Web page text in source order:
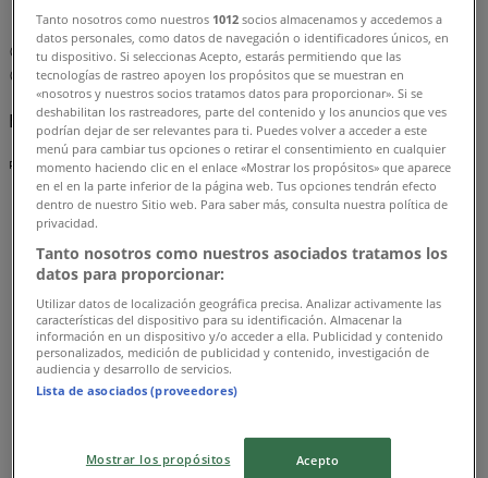
Bata | Manquehue Sur 31 Local 45
Mapa
Mapa
Estamos a punto de publicar ofertas de Bata
Publicidad
Tanto nosotros como nuestros 1012 socios almacenamos y accedemos a
datos personales, como datos de navegación o identificadores únicos, en
tu dispositivo. Si seleccionas Acepto, estarás permitiendo que las
tecnologías de rastreo apoyen los propósitos que se muestran en
«nosotros y nuestros socios tratamos datos para proporcionar». Si se
deshabilitan los rastreadores, parte del contenido y los anuncios que ves
podrían dejar de ser relevantes para ti. Puedes volver a acceder a este
menú para cambiar tus opciones o retirar el consentimiento en cualquier
momento haciendo clic en el enlace «Mostrar los propósitos» que aparece
en el en la parte inferior de la página web. Tus opciones tendrán efecto
dentro de nuestro Sitio web. Para saber más, consulta nuestra política de
privacidad.
Tanto nosotros como nuestros asociados tratamos los
datos para proporcionar:
Utilizar datos de localización geográfica precisa. Analizar activamente las
características del dispositivo para su identificación. Almacenar la
información en un dispositivo y/o acceder a ella. Publicidad y contenido
personalizados, medición de publicidad y contenido, investigación de
audiencia y desarrollo de servicios.
Lista de asociados (proveedores)
Mostrar los propósitos Acepto